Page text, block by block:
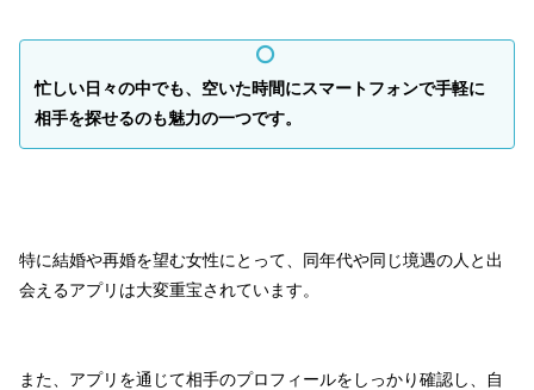
忙しい日々の中でも、空いた時間にスマートフォンで手軽に
相手を探せるのも魅力の一つです。
特に結婚や再婚を望む女性にとって、同年代や同じ境遇の人と出
会えるアプリは大変重宝されています。
また、アプリを通じて相手のプロフィールをしっかり確認し、自